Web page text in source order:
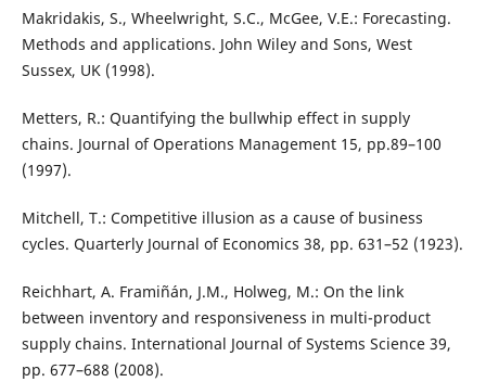
Makridakis, S., Wheelwright, S.C., McGee, V.E.: Forecasting.
Methods and applications. John Wiley and Sons, West
Sussex, UK (1998).
Metters, R.: Quantifying the bullwhip effect in supply
chains. Journal of Operations Management 15, pp.89–100
(1997).
Mitchell, T.: Competitive illusion as a cause of business
cycles. Quarterly Journal of Economics 38, pp. 631–52 (1923).
Reichhart, A. Framiñán, J.M., Holweg, M.: On the link
between inventory and responsiveness in multi-product
supply chains. International Journal of Systems Science 39,
pp. 677–688 (2008).